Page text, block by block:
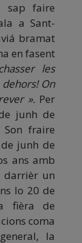
sap faire
a Sant-
bramat
en fasent
les
On
». Per
junh de
fraire
junh de
ans amb
darrièr un
lo 20 de
fièra de
coma
la